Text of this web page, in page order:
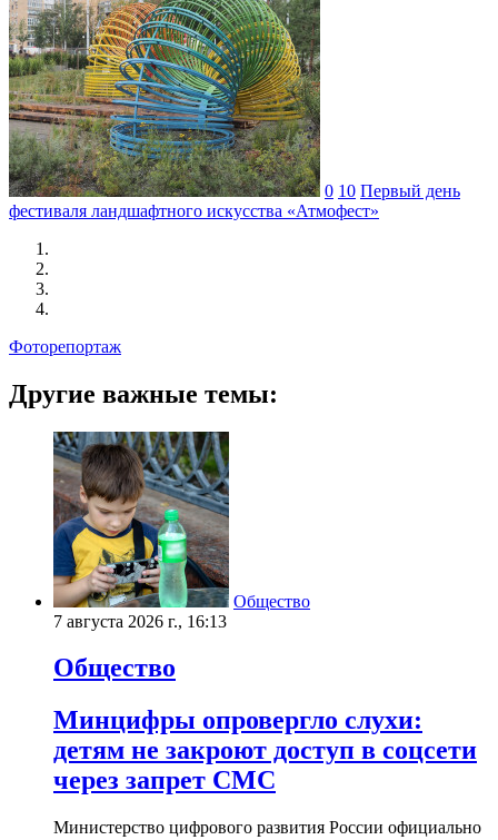
0 10 Первый день
фестиваля ландшафтного искусства «Атмофест»
Фоторепортаж
Другие важные темы:
Общество
7 августа 2026 г., 16:13
Общество
Минцифры опровергло слухи:
детям не закроют доступ в соцсети
через запрет СМС
Министерство цифрового развития России официально